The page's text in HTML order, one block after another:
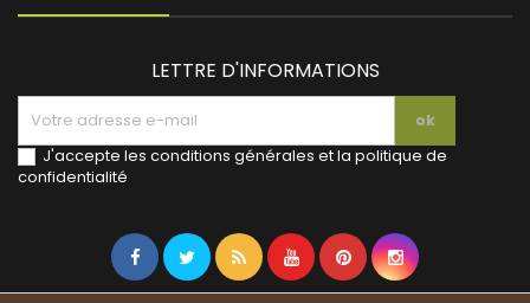
LETTRE D'INFORMATIONS
J'accepte les conditions générales et la politique de
confidentialité